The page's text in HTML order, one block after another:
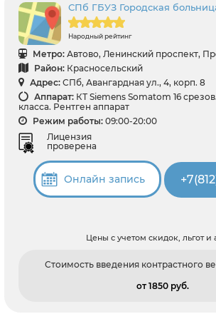
СПб ГБУЗ Городская
Народный рейтинг
Метро: Автово, Ленинский проспект,
Район: Красносельский
Адрес: СПб, Авангардная ул., 4, корп. 8
Аппарат: КТ Siemens Somatom 16
класса. Рентген аппарат
Режим работы: 09:00-20:00
Лицензия
проверена
Онлайн запись
Цены с учетом скидок, льгот и
Стоимость введения контрастного
от 1850 pуб.